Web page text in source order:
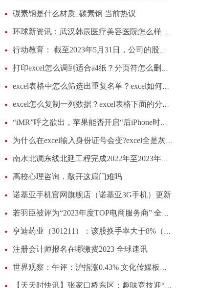
碳素钢是什么材质_碳素钢 当前热议
环球新资讯：武汉韩辰医疗美容医院怎么样_是正规的吗
行动教育： 截至2023年5月31日，公司的股东人数为6601户
打印excel怎么调到适合a4纸？分页符怎么删除？
excel表格中怎么筛选出重复名单？excel如何查重？
excel怎么复制一列数据？excel表格下面的分栏怎么没了？
“iMR”呼之欲出，苹果能否开启“后iPhone时代”？
为什么在excel输入身份证号会变?excel全是灰色无法编辑怎么办?
南水北调东线北延工程完成2022年至2023年度调水任务 全球速读
高校心理咨询，敲开这扇门难吗
诺基亚手机官网旗舰店（诺基亚3G手机）更新
若羽臣被评为“2023年度TOP电商服务商” 全球热文
亨迪药业（301211）：该股换手率大于8%（06-01）
注册会计师报名在哪缴费2023 全球速讯
世界观察：午评：沪指涨0.43% 文化传媒板块涨幅居前
【天天时快讯】张家口桥东区：趣味竞技迎“六一”